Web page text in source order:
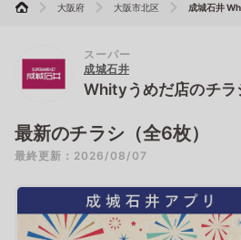
大阪府 大阪市北区 成城石井
スーパー
成城石井
Whityうめだ店のチラ
最新のチラシ（全6枚）
最終更新：2026/08/07